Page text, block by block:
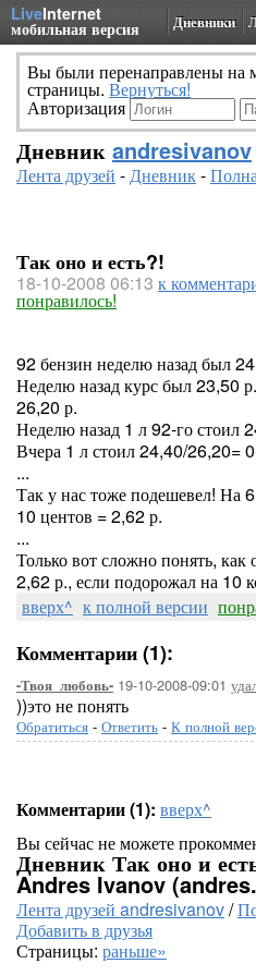
LiveInternet
мобильная версия Дневники
Вы были перенаправлены на
страницы. Вернуться!
Авторизация
Дневник andresivanov
Лента друзей -Дневник-
Так оно и есть?!
18-10-2008 06:13 к
понравилось!
92 бензин неделю назад был
Неделю назад курс был 23,50
26,20 р.
Неделю назад 1 л 92-го стоил
Вчера 1 л стоил 24,40/26,20=
...
Так у нас тоже подешевел!
10 центов = 2,62 р.
...
Только вот сложно понять,
2,62 р., если подорожал на 10
вверх^ к полной версии
Комментарии (1):
-Твоя_любовь- 19-10-2008-09:01
))это не понять
Обратиться - Ответить - К полной
Комментарии (1): вверх^
Вы сейчас не можете
Дневник Так оно и
Andres Ivanov
Лента друзей andresivanov/
Добавить в друзья
Страницы: раньше»